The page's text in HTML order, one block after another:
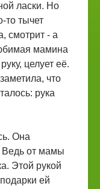
ласки. Но
то тычет
смотрит - а
мамина
целует её.
что
рука
Она
Ведь от мамы
Этой рукой
ей